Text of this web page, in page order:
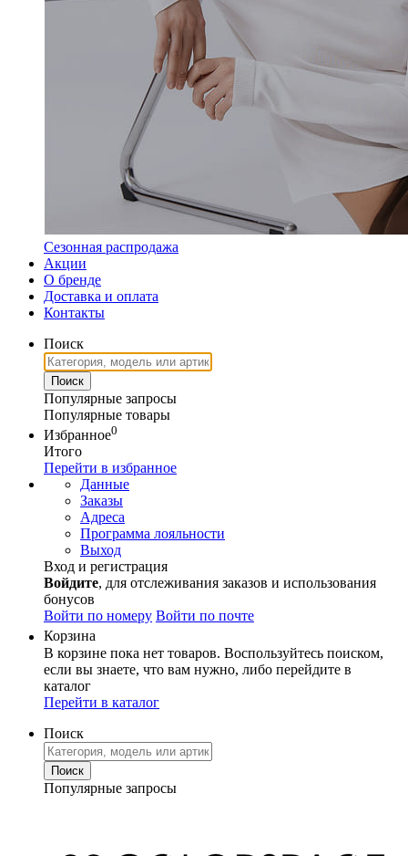
Сезонная распродажа
Акции
О бренде
Доставка и оплата
Контакты
Поиск
Популярные запросы
Популярные товары
Избранное0
Итого
Перейти в избранное
Данные
Заказы
Адреса
Программа лояльности
Выход
Вход и регистрация
Войдите, для отслеживания заказов и использования
бонусов
Войти по номеру Войти по почте
Корзина
В корзине пока нет товаров. Воспользуйтесь поиском,
если вы знаете, что вам нужно, либо перейдите в
каталог
Перейти в каталог
Поиск
Популярные запросы